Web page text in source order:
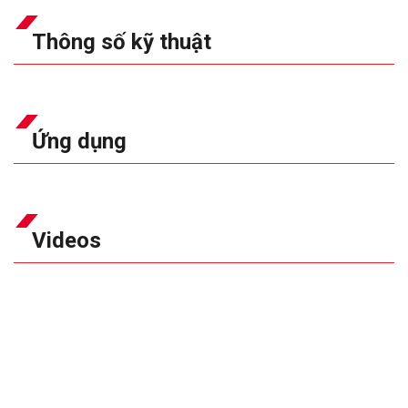
Thông số kỹ thuật
Ứng dụng
Videos